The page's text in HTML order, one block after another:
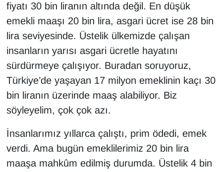
fiyatı 30 bin liranın altında değil. En düşük
emekli maaşı 20 bin lira, asgari ücret ise 28 bin
lira seviyesinde. Üstelik ülkemizde çalışan
insanların yarısı asgari ücretle hayatını
sürdürmeye çalışıyor. Buradan soruyoruz,
Türkiye’de yaşayan 17 milyon emeklinin kaçı 30
bin liranın üzerinde maaş alabiliyor. Biz
söyleyelim, çok çok azı.
İnsanlarımız yıllarca çalıştı, prim ödedi, emek
verdi. Ama bugün emeklilerimiz 20 bin lira
maaşa mahkûm edilmiş durumda. Üstelik 4 bin